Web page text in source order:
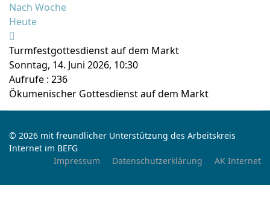
Nach Woche
Heute
Turmfestgottesdienst auf dem Markt
Sonntag, 14. Juni 2026, 10:30
Aufrufe : 236
Ökumenischer Gottesdienst auf dem Markt
© 2026 mit freundlicher Unterstützung des Arbeitskreis
Internet im BEFG
Impressum
Datenschutzerklärung AK Internet